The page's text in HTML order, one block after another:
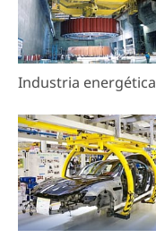
Industria energética